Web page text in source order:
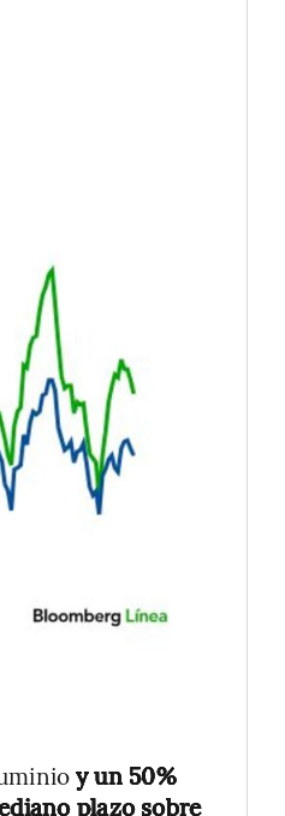
y un 50%
plazo sobre